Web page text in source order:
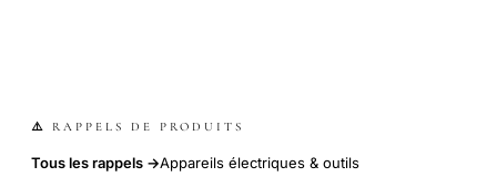
⚠️ RAPPELS DE PRODUITS
Tous les rappels →Appareils électriques & outils